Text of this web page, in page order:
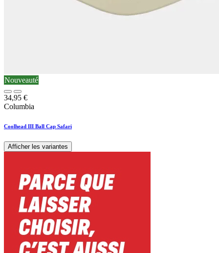
Nouveauté
34,95 €
Columbia
Coolhead III Ball Cap Safari
Afficher les variantes